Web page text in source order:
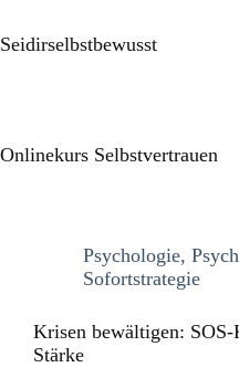
Seidirselbstbewusst
Onlinekurs Selbstvertrauen
Psychologie,
Sofortstrategie
Krisen bewältigen:
Stärke